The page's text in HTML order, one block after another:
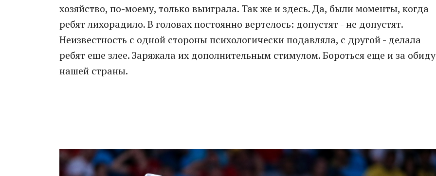
хозяйство, по-моему, только выиграла. Так же и здесь. Да, были моменты, когда
ребят лихорадило. В головах постоянно вертелось: допустят - не допустят.
Неизвестность с одной стороны психологически подавляла, с другой - делала
ребят еще злее. Заряжала их дополнительным стимулом. Бороться еще и за обиду
нашей страны.